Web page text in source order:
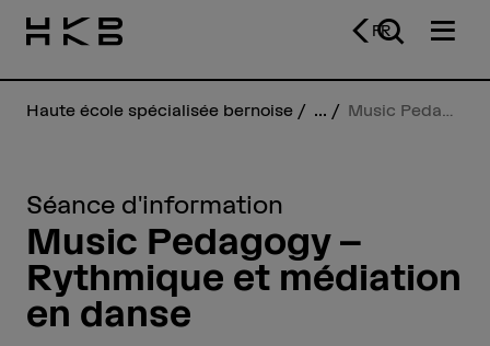
FR
Haute école spécialisée bernoise ...
Séance d'information
Music Pedagogy –
Rythmique et médiation
en danse